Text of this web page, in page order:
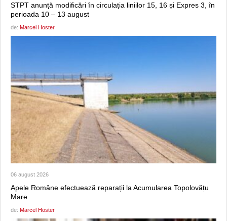
STPT anunță modificări în circulația liniilor 15, 16 și Expres 3, în
perioada 10 – 13 august
de: Marcel Hoster
06 august 2026
Apele Române efectuează reparații la Acumularea Topolovățu
Mare
de: Marcel Hoster